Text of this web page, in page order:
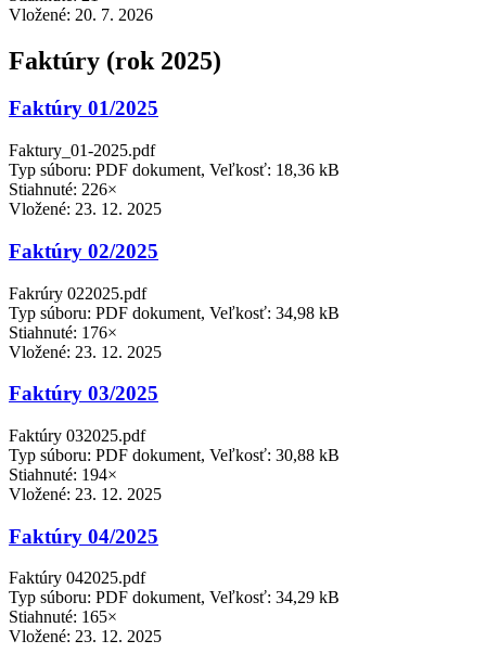
Vložené: 20. 7. 2026
Faktúry (rok 2025)
Faktúry 01/2025
Faktury_01-2025.pdf
Typ súboru: PDF dokument, Veľkosť: 18,36 kB
Stiahnuté: 226×
Vložené: 23. 12. 2025
Faktúry 02/2025
Fakrúry 022025.pdf
Typ súboru: PDF dokument, Veľkosť: 34,98 kB
Stiahnuté: 176×
Vložené: 23. 12. 2025
Faktúry 03/2025
Faktúry 032025.pdf
Typ súboru: PDF dokument, Veľkosť: 30,88 kB
Stiahnuté: 194×
Vložené: 23. 12. 2025
Faktúry 04/2025
Faktúry 042025.pdf
Typ súboru: PDF dokument, Veľkosť: 34,29 kB
Stiahnuté: 165×
Vložené: 23. 12. 2025